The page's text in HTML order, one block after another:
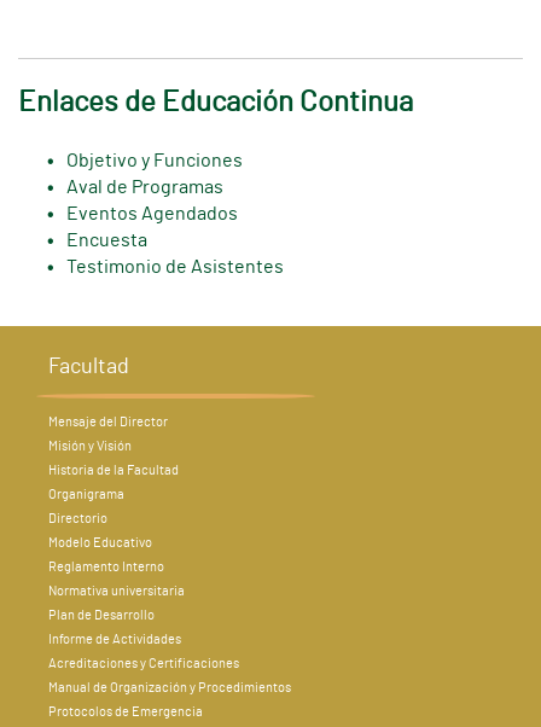
Enlaces de Educación Continua
Objetivo y Funciones
Aval de Programas
Eventos Agendados
Encuesta
Testimonio de Asistentes
Facultad
Mensaje del Director
Misión y Visión
Historia de la Facultad
Organigrama
Directorio
Modelo Educativo
Reglamento Interno
Normativa universitaria
Plan de Desarrollo
Informe de Actividades
Acreditaciones y Certificaciones
Manual de Organización y Procedimientos
Protocolos de Emergencia